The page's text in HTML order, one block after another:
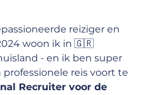
reiziger en
woon ik in 🇬🇷
- en ik ben super
reis voort te
Recruiter voor de